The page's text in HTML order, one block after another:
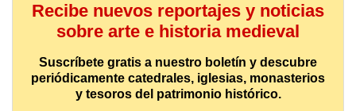
Recibe nuevos reportajes y noticias
sobre arte e historia medieval
Suscríbete gratis a nuestro boletín y descubre
periódicamente catedrales, iglesias, monasterios
y tesoros del patrimonio histórico.